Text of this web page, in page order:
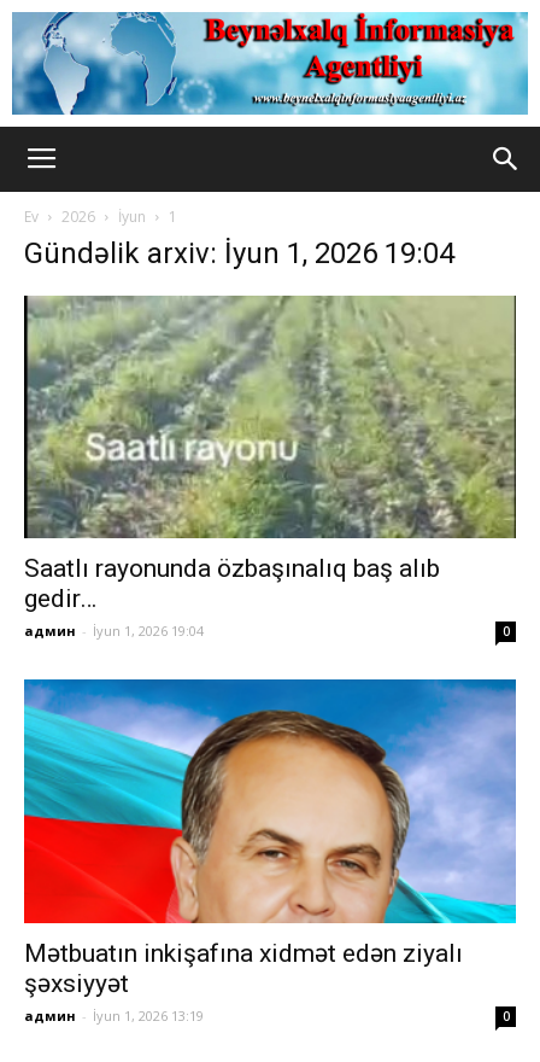
Ev 2026 İyun 1
Gündəlik arxiv: İyun 1, 2026 19:04
Saatlı rayonunda özbaşınalıq baş alıb
gedir…
админ - İyun 1, 2026 19:04 0
Mətbuatın inkişafına xidmət edən ziyalı
şəxsiyyət
админ - İyun 1, 2026 13:19 0